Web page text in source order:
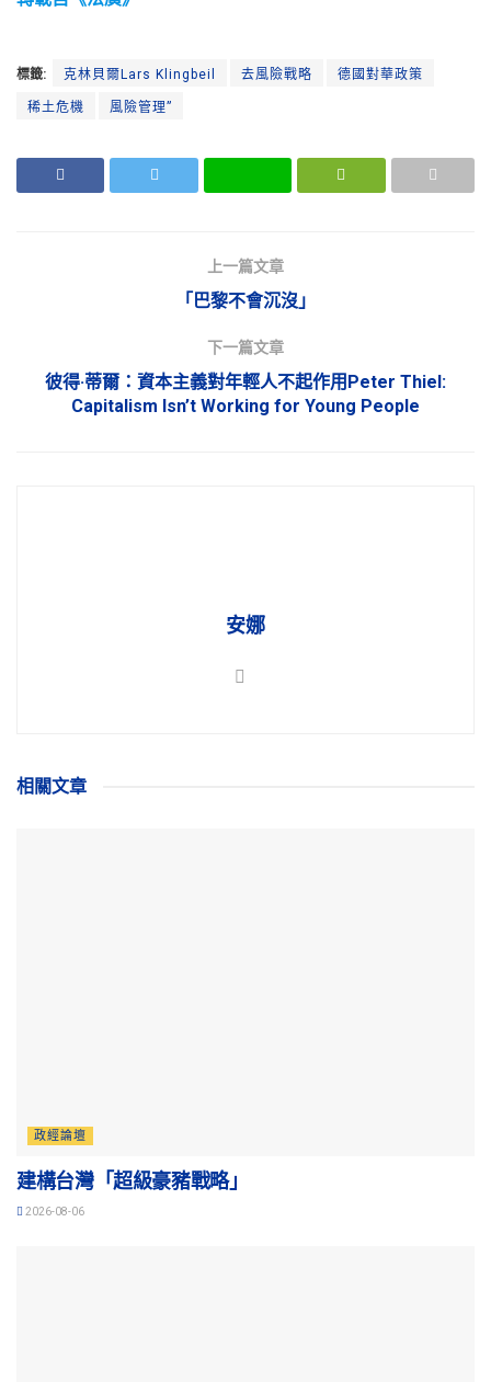
標籤: 克林貝爾Lars Klingbeil 去風險戰略 德國對華政策
稀土危機 風險管理”
上一篇文章
「巴黎不會沉沒」
下一篇文章
彼得·蒂爾：資本主義對年輕人不起作用Peter Thiel:
Capitalism Isn’t Working for Young People
安娜
相關文章
政經論壇
建構台灣「超級豪豬戰略」
2026-08-06